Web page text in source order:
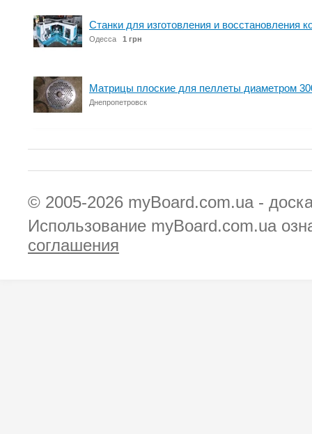
Станки для изготовления и восстановления
Одесса 1 грн
Матрицы плоские для пеллеты диаметром
Днепропетровск
© 2005-2026 myBoard.com.ua -
Использование myBoard.com.ua
соглашения